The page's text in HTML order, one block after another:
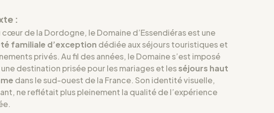
:
cœur de la Dordogne, le Domaine d’Essendiéras est une
familiale d’exception dédiée aux séjours touristiques et
privés. Au fil des années, le Domaine s’est imposé
destination prisée pour les mariages et lesséjours haut
dans le sud-ouest de la France. Son identité visuelle,
ne reflétait plus pleinement la qualité de l’expérience